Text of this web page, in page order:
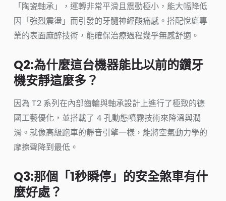
「陶瓷軸承」，運轉非常平滑且震動極小，能大幅降低
因「強烈震盪」而引發的牙髓神經酸痛感。搭配悅庭專
業的表面麻醉技術，能確保治療過程幾乎無感舒適。
Q2:為什麼這台機器能比以前的鑽牙
機安靜這麼多？
因為 T2 系列在內部齒輪與軸承設計上進行了極致的德
國工藝優化，並搭載了 4 孔動態噴霧技術來降溫與潤
滑。就像高級跑車的靜音引擎一樣，能將空氣動力學的
摩擦聲降到最低。
Q3:那個「1秒瞬停」的安全煞車有什
麼好處？